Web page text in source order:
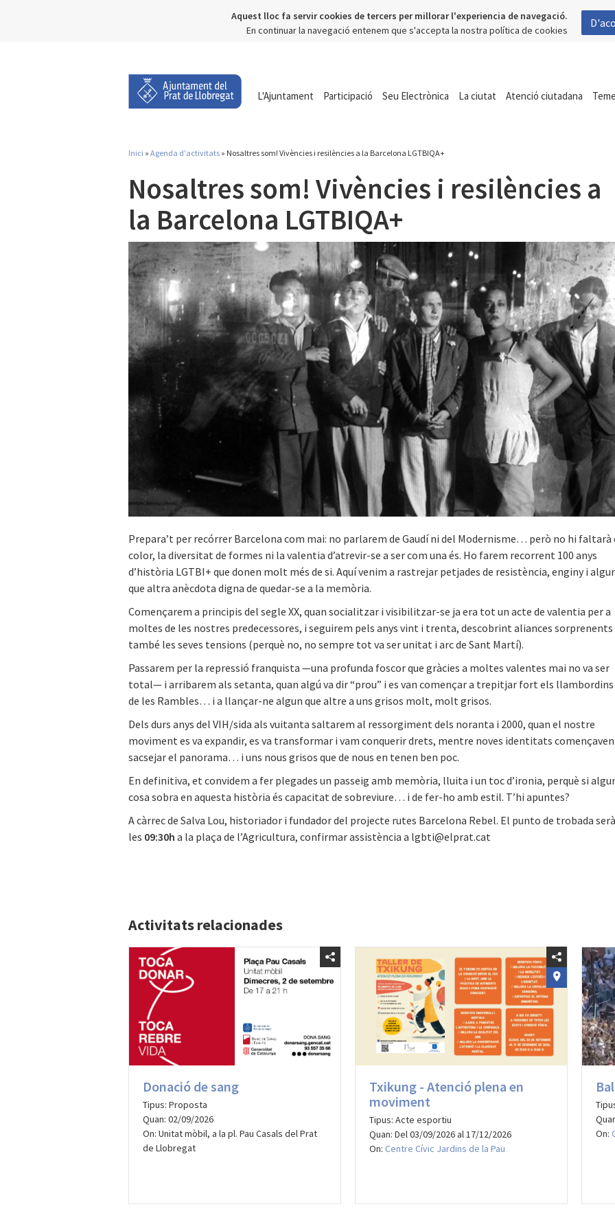
Aquest lloc fa servir cookies de tercers per millorar l'experiencia de navegació.
En continuar la navegació entenem que s'accepta la nostra política de cookies
L'Ajuntament Participació Seu Electrònica La ciutat Atenció ciutadana
Inici » Agenda d'activitats » Nosaltres som! Vivències i resilències a la Barcelona LGTBIQA+
Nosaltres som! Vivències i resilències a
la Barcelona LGTBIQA+
Prepara’t per recórrer Barcelona com mai: no parlarem de Gaudí ni del Modernisme… però no hi faltarà
color, la diversitat de formes ni la valentia d’atrevir-se a ser com una és. Ho farem recorrent 100 anys
d’història LGTBI+ que donen molt més de si. Aquí venim a rastrejar petjades de resistència, enginy i
que altra anècdota digna de quedar-se a la memòria.
Començarem a principis del segle XX, quan socialitzar i visibilitzar-se ja era tot un acte de valentia per a
moltes de les nostres predecessores, i seguirem pels anys vint i trenta, descobrint aliances sorprenents
també les seves tensions (perquè no, no sempre tot va ser unitat i arc de Sant Martí).
Passarem per la repressió franquista —una profunda foscor que gràcies a moltes valentes mai no va ser
total— i arribarem als setanta, quan algú va dir “prou” i es van començar a trepitjar fort els llambordins
de les Rambles… i a llançar-ne algun que altre a uns grisos molt, molt grisos.
Dels durs anys del VIH/sida als vuitanta saltarem al ressorgiment dels noranta i 2000, quan el nostre
moviment es va expandir, es va transformar i vam conquerir drets, mentre noves identitats començaven
sacsejar el panorama… i uns nous grisos que de nous en tenen ben poc.
En definitiva, et convidem a fer plegades un passeig amb memòria, lluita i un toc d’ironia, perquè si
cosa sobra en aquesta història és capacitat de sobreviure… i de fer-ho amb estil. T’hi apuntes?
A càrrec de Salva Lou, historiador i fundador del projecte rutes Barcelona Rebel. El punto de trobada serà
les 09:30h a la plaça de l’Agricultura, confirmar assistència a lgbti@elprat.cat
Activitats relacionades
Donació de sang
Tipus: Proposta
Quan: 02/09/2026
On: Unitat mòbil, a la pl. Pau Casals del Prat
de Llobregat
Txikung - Atenció plena en
moviment
Tipus: Acte esportiu
Quan: Del 03/09/2026 al 17/12/2026
On: Centre Cívic Jardins de la Pau
On: